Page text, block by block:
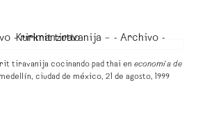
tiravanija cocinando pad thai en economía de
ciudad de méxico, 21 de agosto, 1999